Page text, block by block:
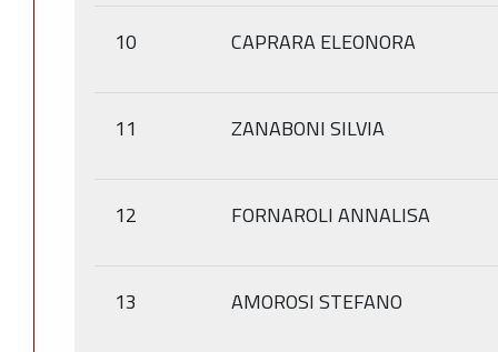
10 CAPRARA ELEONORA
11 ZANABONI SILVIA
12 FORNAROLI ANNALISA
13 AMOROSI STEFANO